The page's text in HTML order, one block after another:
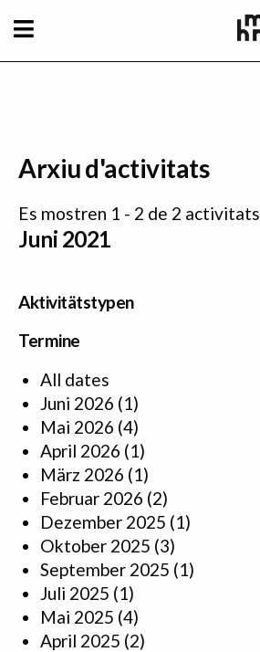
Arxiu d'activitats
Es mostren 1 - 2 de 2 activitats
Juni 2021
Aktivitätstypen
Termine
All dates
Juni 2026 (1)
Mai 2026 (4)
April 2026 (1)
März 2026 (1)
Februar 2026 (2)
Dezember 2025 (1)
Oktober 2025 (3)
September 2025 (1)
Juli 2025 (1)
Mai 2025 (4)
April 2025 (2)